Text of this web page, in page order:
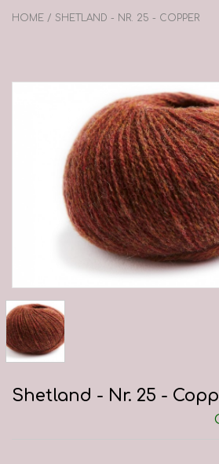
HOME / SHETLAND - NR. 25 - COPPER
Shetland - Nr. 25 -